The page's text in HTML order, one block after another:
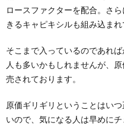
ロースファクターを配合。さ
きるキャピキシルも組み込まれ
そこまで入っているのであれ
人も多いかもしれませんが、
売されております。
原価ギリギリということはい
いので、気になる人は早めに